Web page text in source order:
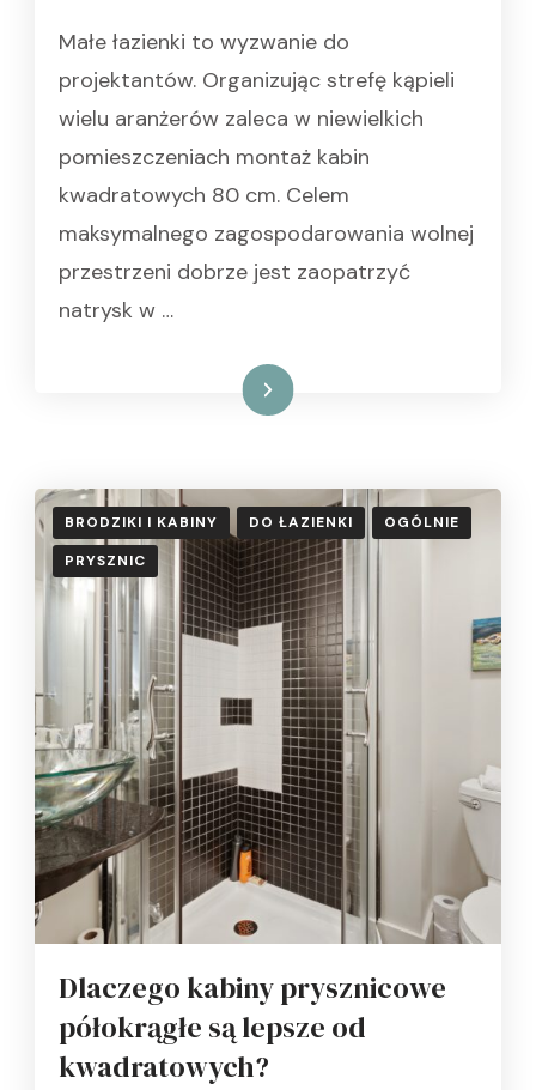
Małe łazienki to wyzwanie do
projektantów. Organizując strefę kąpieli
wielu aranżerów zaleca w niewielkich
pomieszczeniach montaż kabin
kwadratowych 80 cm. Celem
maksymalnego zagospodarowania wolnej
przestrzeni dobrze jest zaopatrzyć
natrysk w …
Czytaj dalej
BRODZIKI I KABINY DO ŁAZIENKI
OGÓLNIE
PRYSZNIC
Dlaczego kabiny prysznicowe
półokrągłe są lepsze od
kwadratowych?